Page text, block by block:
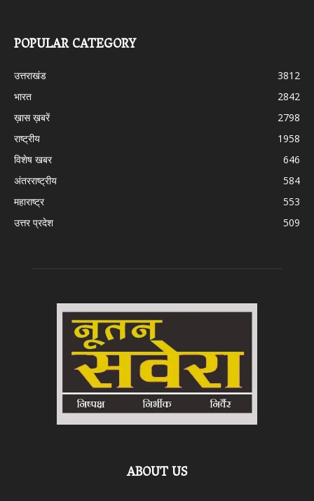
POPULAR CATEGORY
उत्तराखंड
3812
भारत
2842
ख़ास ख़बरें
2798
राष्ट्रीय
1958
विशेष खबर
646
अंतरराष्ट्रीय
584
महाराष्ट्र
553
उत्तर प्रदेश
509
ABOUT US